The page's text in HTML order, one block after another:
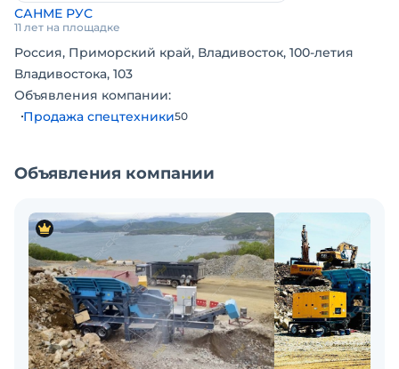
САНМЕ РУС
11 лет на площадке
Россия, Приморский край, Владивосток, 100-летия
Владивостока, 103
Объявления компании:
Продажа спецтехники50
Объявления компании